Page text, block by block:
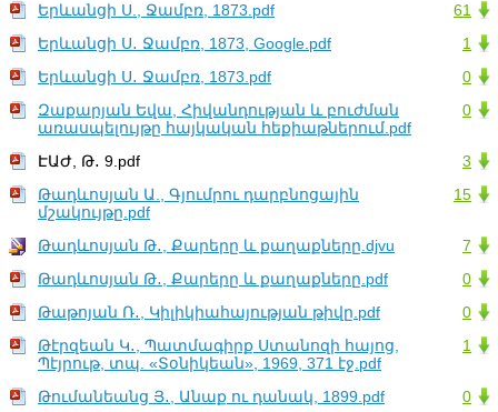
61
Երևանցի Ս., Ջամբռ, 1873.pdf
1
Երևանցի Ս․ Ջամբռ, 1873, Google.pdf
0
Երևանցի Ս․ Ջամբռ, 1873.pdf
0
Զաքարյան Եվա, Հիվանդության և բուժման
առասպելույթը հայկական հեքիաթներում.pdf
3
ԷԱԺ, Թ․ 9.pdf
15
Թադևոսյան Ա., Գյումրու դարբնոցային
մշակույթը.pdf
7
Թադևոսյան Թ․, Քարերը և քաղաքները.djvu
0
Թադևոսյան Թ․, Քարերը և քաղաքները.pdf
0
Թաթոյան Ռ․, Կիլիկիահայության թիվը.pdf
1
Թէրզեան Կ․, Պատմագիրք Ստանոզի հայոց,
Պէյրութ, տպ. «Տօնիկեան», 1969, 371 էջ.pdf
0
Թումանեանց Յ․, Անաք ու դանակ, 1899.pdf